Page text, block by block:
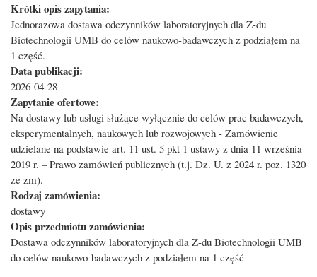
Krótki opis zapytania:
Jednorazowa dostawa odczynników laboratoryjnych dla Z-du
Biotechnologii UMB do celów naukowo-badawczych z podziałem na
1 część.
Data publikacji:
2026-04-28
Zapytanie ofertowe:
Na dostawy lub usługi służące wyłącznie do celów prac badawczych,
eksperymentalnych, naukowych lub rozwojowych - Zamówienie
udzielane na podstawie art. 11 ust. 5 pkt 1 ustawy z dnia 11 września
2019 r. – Prawo zamówień publicznych (t.j. Dz. U. z 2024 r. poz. 1320
ze zm).
Rodzaj zamówienia:
dostawy
Opis przedmiotu zamówienia:
Dostawa odczynników laboratoryjnych dla Z-du Biotechnologii UMB
do celów naukowo-badawczych z podziałem na 1 część